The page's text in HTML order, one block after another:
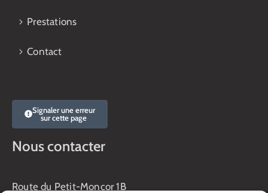
Prestations
Contact
Signaler une erreur
sur cette page
Nous contacter
Route du Petit-Moncor 1B